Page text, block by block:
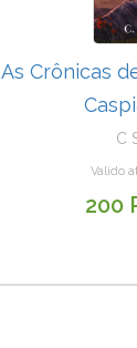
As Crônicas
C
Valido
200